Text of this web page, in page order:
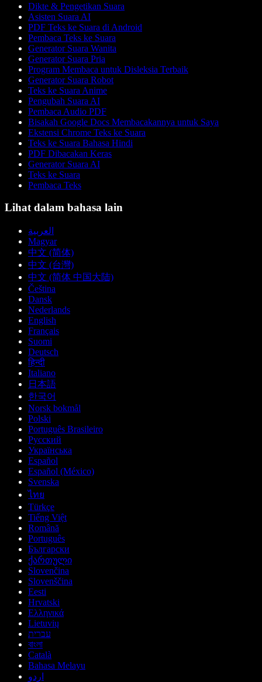
Dikte & Pengetikan Suara
Asisten Suara AI
PDF Teks ke Suara di Android
Pembaca Teks ke Suara
Generator Suara Wanita
Generator Suara Pria
Program Membaca untuk Disleksia Terbaik
Generator Suara Robot
Teks ke Suara Anime
Pengubah Suara AI
Pembaca Audio PDF
Bisakah Google Docs Membacakannya untuk Saya
Ekstensi Chrome Teks ke Suara
Teks ke Suara Bahasa Hindi
PDF Dibacakan Keras
Generator Suara AI
Teks ke Suara
Pembaca Teks
Lihat dalam bahasa lain
العربية
Magyar
中文 (简体)
中文 (台灣)
中文 (简体 中国大陆)
Čeština
Dansk
Nederlands
English
Français
Suomi
Deutsch
हिन्दी
Italiano
日本語
한국어
Norsk bokmål
Polski
Português Brasileiro
Русский
Українська
Español
Español (México)
Svenska
ไทย
Türkçe
Tiếng Việt
Română
Português
Български
ქართული
Slovenčina
Slovenščina
Eesti
Hrvatski
Ελληνικά
Lietuvių
עברית
বাংলা
Català
Bahasa Melayu
اردو